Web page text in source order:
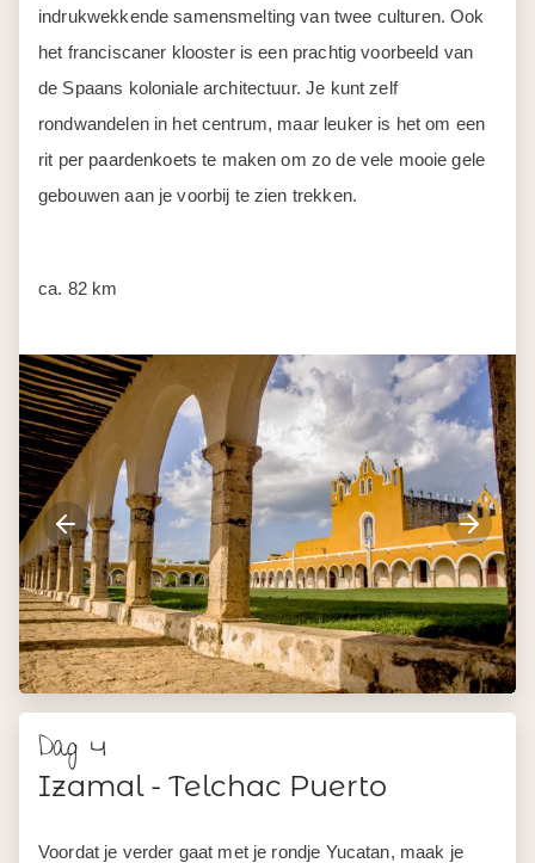
indrukwekkende samensmelting van twee culturen. Ook
het franciscaner klooster is een prachtig voorbeeld van
de Spaans koloniale architectuur. Je kunt zelf
rondwandelen in het centrum, maar leuker is het om een
rit per paardenkoets te maken om zo de vele mooie gele
gebouwen aan je voorbij te zien trekken.
ca. 82 km
Dag 4
Izamal - Telchac Puerto
Voordat je verder gaat met je rondje Yucatan, maak je